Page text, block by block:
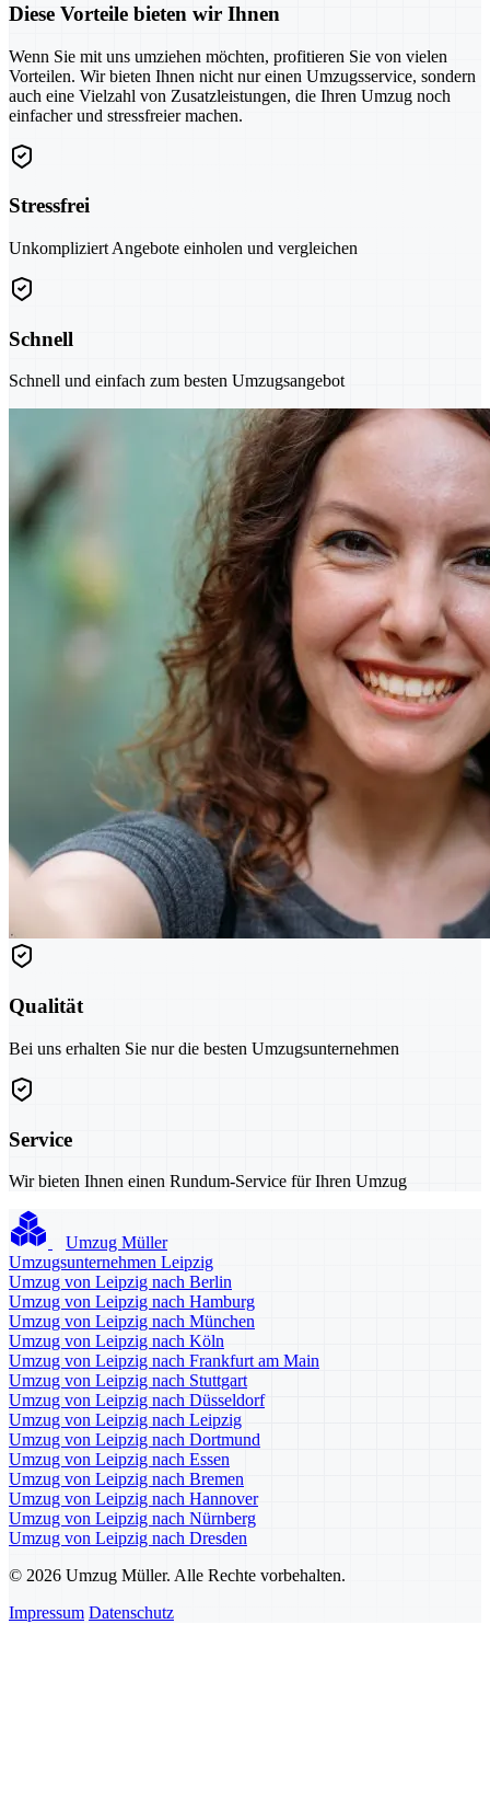
Diese Vorteile bieten wir Ihnen
Wenn Sie mit uns umziehen möchten, profitieren Sie von vielen
Vorteilen. Wir bieten Ihnen nicht nur einen Umzugsservice, sondern
auch eine Vielzahl von Zusatzleistungen, die Ihren Umzug noch
einfacher und stressfreier machen.
Stressfrei
Unkompliziert Angebote einholen und vergleichen
Schnell
Schnell und einfach zum besten Umzugsangebot
Qualität
Bei uns erhalten Sie nur die besten Umzugsunternehmen
Service
Wir bieten Ihnen einen Rundum-Service für Ihren Umzug
Umzug Müller
Umzugsunternehmen Leipzig
Umzug von Leipzig nach Berlin
Umzug von Leipzig nach Hamburg
Umzug von Leipzig nach München
Umzug von Leipzig nach Köln
Umzug von Leipzig nach Frankfurt am Main
Umzug von Leipzig nach Stuttgart
Umzug von Leipzig nach Düsseldorf
Umzug von Leipzig nach Leipzig
Umzug von Leipzig nach Dortmund
Umzug von Leipzig nach Essen
Umzug von Leipzig nach Bremen
Umzug von Leipzig nach Hannover
Umzug von Leipzig nach Nürnberg
Umzug von Leipzig nach Dresden
© 2026 Umzug Müller. Alle Rechte vorbehalten.
Impressum Datenschutz